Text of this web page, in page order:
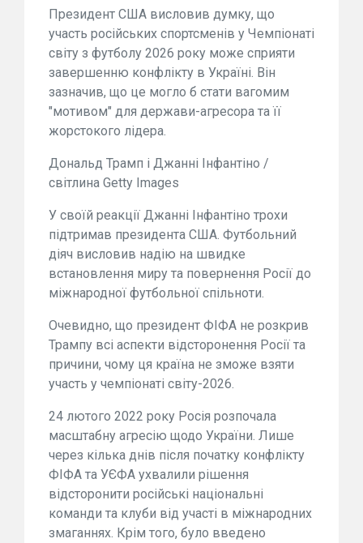
Президент США висловив думку, що
участь російських спортсменів у Чемпіонаті
світу з футболу 2026 року може сприяти
завершенню конфлікту в Україні. Він
зазначив, що це могло б стати вагомим
"мотивом" для держави-агресора та її
жорстокого лідера.
Дональд Трамп і Джанні Інфантіно /
світлина Getty Images
У своїй реакції Джанні Інфантіно трохи
підтримав президента США. Футбольний
діяч висловив надію на швидке
встановлення миру та повернення Росії до
міжнародної футбольної спільноти.
Очевидно, що президент ФІФА не розкрив
Трампу всі аспекти відсторонення Росії та
причини, чому ця країна не зможе взяти
участь у чемпіонаті світу-2026.
24 лютого 2022 року Росія розпочала
масштабну агресію щодо України. Лише
через кілька днів після початку конфлікту
ФІФА та УЄФА ухвалили рішення
відсторонити російські національні
команди та клуби від участі в міжнародних
змаганнях. Крім того, було введено